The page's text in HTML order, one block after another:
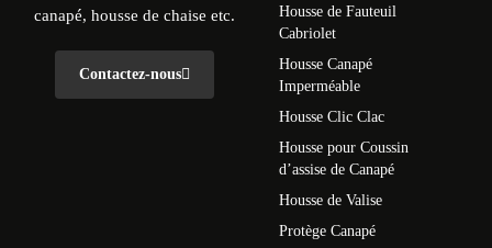
canapé, housse de chaise etc.
Contactez-nous
Housse de Fauteuil
Cabriolet
Housse Canapé
Imperméable
Housse Clic Clac
Housse pour Coussin
d’assise de Canapé
Housse de Valise
Protège Canapé